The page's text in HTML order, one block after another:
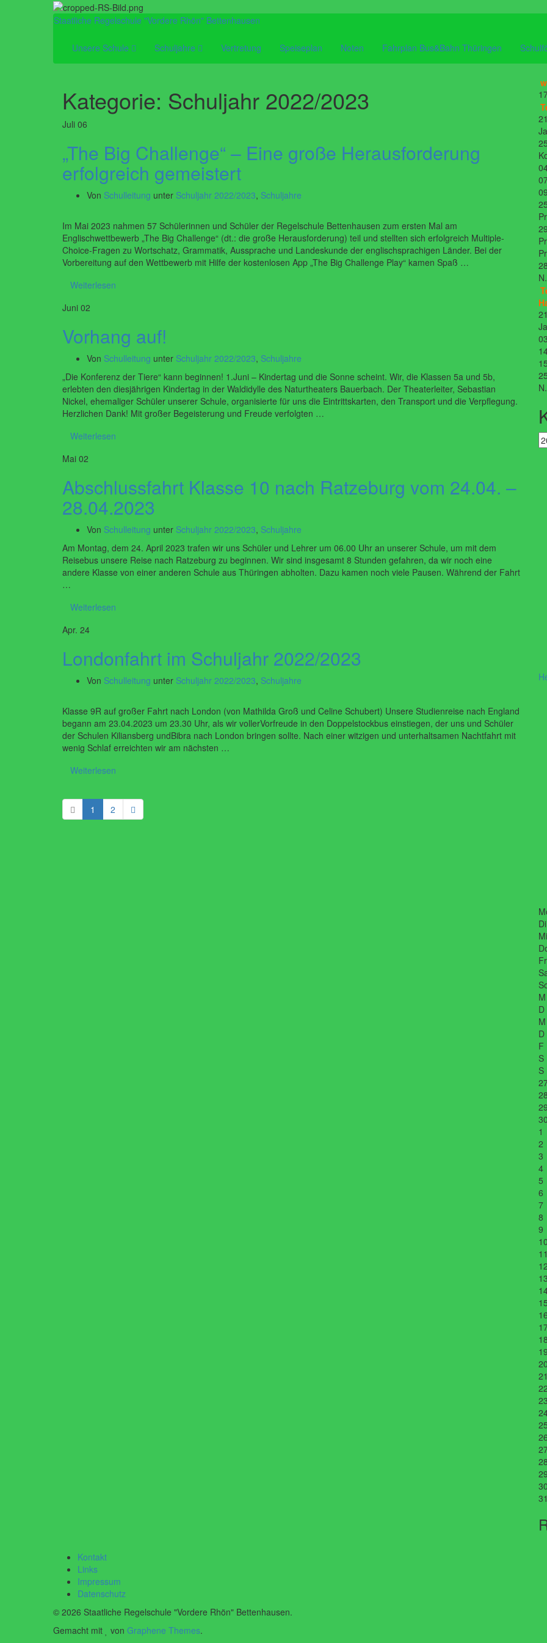
Staatliche Regelschule "Vordere Rhön" Bettenhausen
Unsere Schule Schuljahre Vertretung Speiseplan Noten Fahrplan Bus&Bahn Thüringen
Kategorie: Schuljahr 2022/2023
Juli 06
„The Big Challenge“ – Eine große Herausforderung
erfolgreich gemeistert
Von Schulleitung unter Schuljahr 2022/2023, Schuljahre
Im Mai 2023 nahmen 57 Schülerinnen und Schüler der Regelschule Bettenhausen zum ersten Mal am
Englischwettbewerb „The Big Challenge“ (dt.: die große Herausforderung) teil und stellten sich erfolgreich Multiple-
Choice-Fragen zu Wortschatz, Grammatik, Aussprache und Landeskunde der englischsprachigen Länder. Bei der
Vorbereitung auf den Wettbewerb mit Hilfe der kostenlosen App „The Big Challenge Play“ kamen Spaß …
Weiterlesen
Juni 02
Vorhang auf!
Von Schulleitung unter Schuljahr 2022/2023, Schuljahre
„Die Konferenz der Tiere“ kann beginnen! 1.Juni – Kindertag und die Sonne scheint. Wir, die Klassen 5a und 5b,
erlebten den diesjährigen Kindertag in der Waldidylle des Naturtheaters Bauerbach. Der Theaterleiter, Sebastian
Nickel, ehemaliger Schüler unserer Schule, organisierte für uns die Eintrittskarten, den Transport und die Verpflegung.
Herzlichen Dank! Mit großer Begeisterung und Freude verfolgten …
Weiterlesen
Mai 02
Abschlussfahrt Klasse 10 nach Ratzeburg vom 24.04. –
28.04.2023
Von Schulleitung unter Schuljahr 2022/2023, Schuljahre
Am Montag, dem 24. April 2023 trafen wir uns Schüler und Lehrer um 06.00 Uhr an unserer Schule, um mit dem
Reisebus unsere Reise nach Ratzeburg zu beginnen. Wir sind insgesamt 8 Stunden gefahren, da wir noch eine
andere Klasse von einer anderen Schule aus Thüringen abholten. Dazu kamen noch viele Pausen. Während der Fahrt
…
Weiterlesen
Apr. 24
Londonfahrt im Schuljahr 2022/2023
Von Schulleitung unter Schuljahr 2022/2023, Schuljahre
Klasse 9R auf großer Fahrt nach London (von Mathilda Groß und Celine Schubert) Unsere Studienreise nach England
begann am 23.04.2023 um 23.30 Uhr, als wir vollerVorfreude in den Doppelstockbus einstiegen, der uns und Schüler
der Schulen Kiliansberg undBibra nach London bringen sollte. Nach einer witzigen und unterhaltsamen Nachtfahrt mit
wenig Schlaf erreichten wir am nächsten …
Weiterlesen
1 2
M
D
M
D
F
S
S
1
2
3
4
5
6
7
8
9
Kontakt
Links
Impressum
Datenschutz
© 2026 Staatliche Regelschule "Vordere Rhön" Bettenhausen.
Gemacht mit
von Graphene Themes.